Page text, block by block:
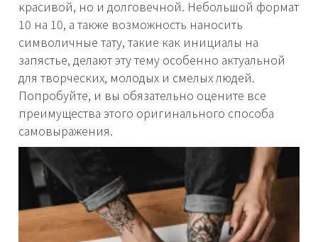
красивой, но и долговечной. Небольшой формат
10 на 10, а также возможность наносить
символичные тату, такие как инициалы на
запястье, делают эту тему особенно актуальной
для творческих, молодых и смелых людей.
Попробуйте, и вы обязательно оцените все
преимущества этого оригинального способа
самовыражения.